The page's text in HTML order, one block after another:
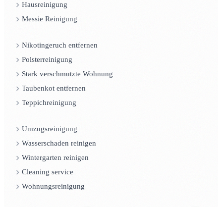
Hausreinigung
Messie Reinigung
Nikotingeruch entfernen
Polsterreinigung
Stark verschmutzte Wohnung
Taubenkot entfernen
Teppichreinigung
Umzugsreinigung
Wasserschaden reinigen
Wintergarten reinigen
Cleaning service
Wohnungsreinigung